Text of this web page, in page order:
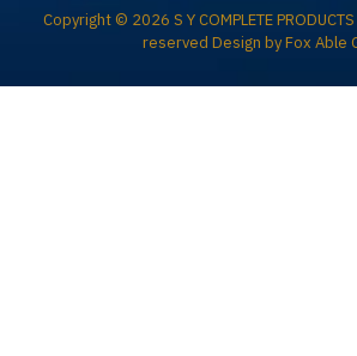
Copyright © 2026 S Y COMPLETE
reserved Design byFox Able